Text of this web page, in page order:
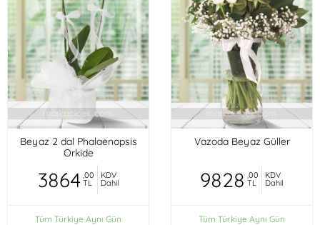
Beyaz 2 dal Phalaenopsis
Orkide
3864 ,00
TL
KDV
Dahil
Tüm Türkiye Aynı Gün
Vazoda Beyaz Güller
9828 ,00
TL
KDV
Dahil
Tüm Türkiye Aynı Gün